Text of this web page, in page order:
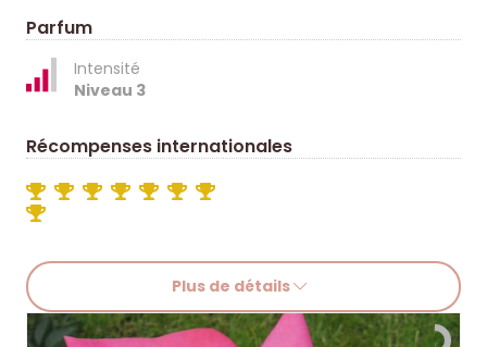
Parfum
Intensité
Niveau 3
Récompenses internationales
Plus de détails